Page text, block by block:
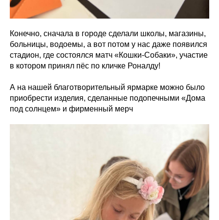
Конечно, сначала в городе сделали школы, магазины,
больницы, водоемы, а вот потом у нас даже появился
стадион, где состоялся матч «Кошки-Собаки», участие
в котором принял пёс по кличке Роналду!
А на нашей благотворительный ярмарке можно было
приобрести изделия, сделанные подопечными «Дома
под солнцем» и фирменный мерч